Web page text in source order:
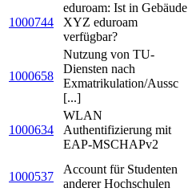
1000744
eduroam: Ist in Gebäude
XYZ eduroam
verfügbar?
1000658
Nutzung von TU-
Diensten nach
Exmatrikulation/Aussc
[...]
1000634
WLAN
Authentifizierung mit
EAP-MSCHAPv2
1000537
Account für Studenten
anderer Hochschulen